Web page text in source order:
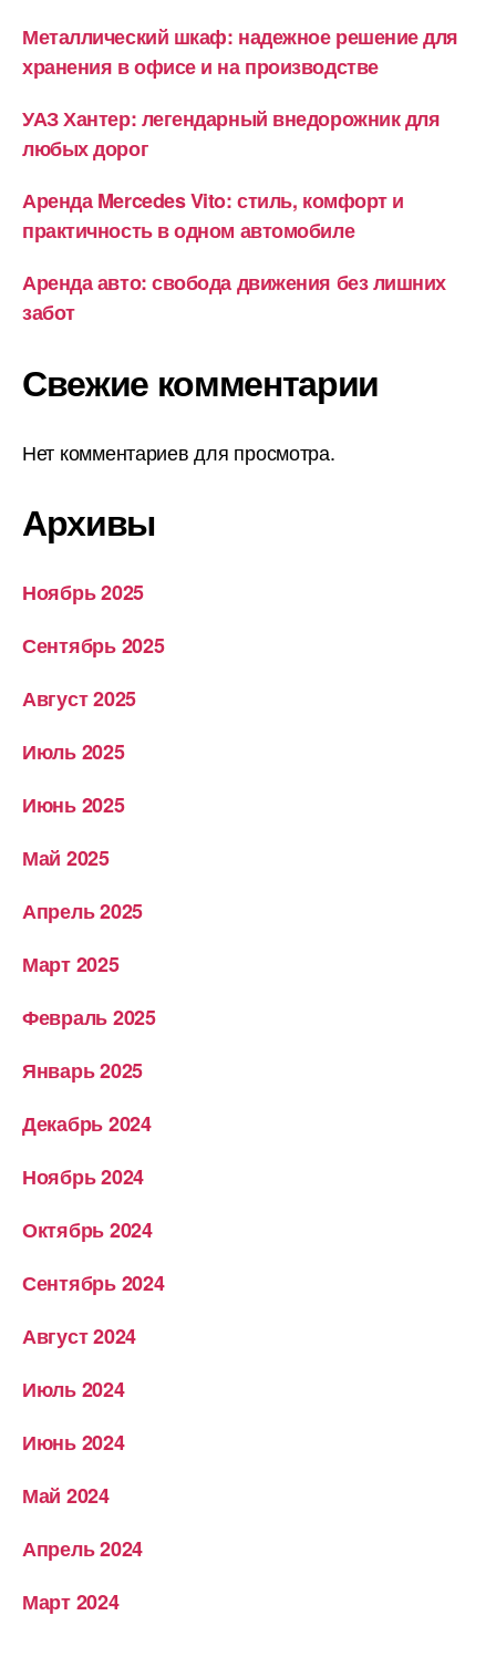
Металлический шкаф: надежное решение для
хранения в офисе и на производстве
УАЗ Хантер: легендарный внедорожник для
любых дорог
Аренда Mercedes Vito: стиль, комфорт и
практичность в одном автомобиле
Аренда авто: свобода движения без лишних
забот
Свежие комментарии
Нет комментариев для просмотра.
Архивы
Ноябрь 2025
Сентябрь 2025
Август 2025
Июль 2025
Июнь 2025
Май 2025
Апрель 2025
Март 2025
Февраль 2025
Январь 2025
Декабрь 2024
Ноябрь 2024
Октябрь 2024
Сентябрь 2024
Август 2024
Июль 2024
Июнь 2024
Май 2024
Апрель 2024
Март 2024